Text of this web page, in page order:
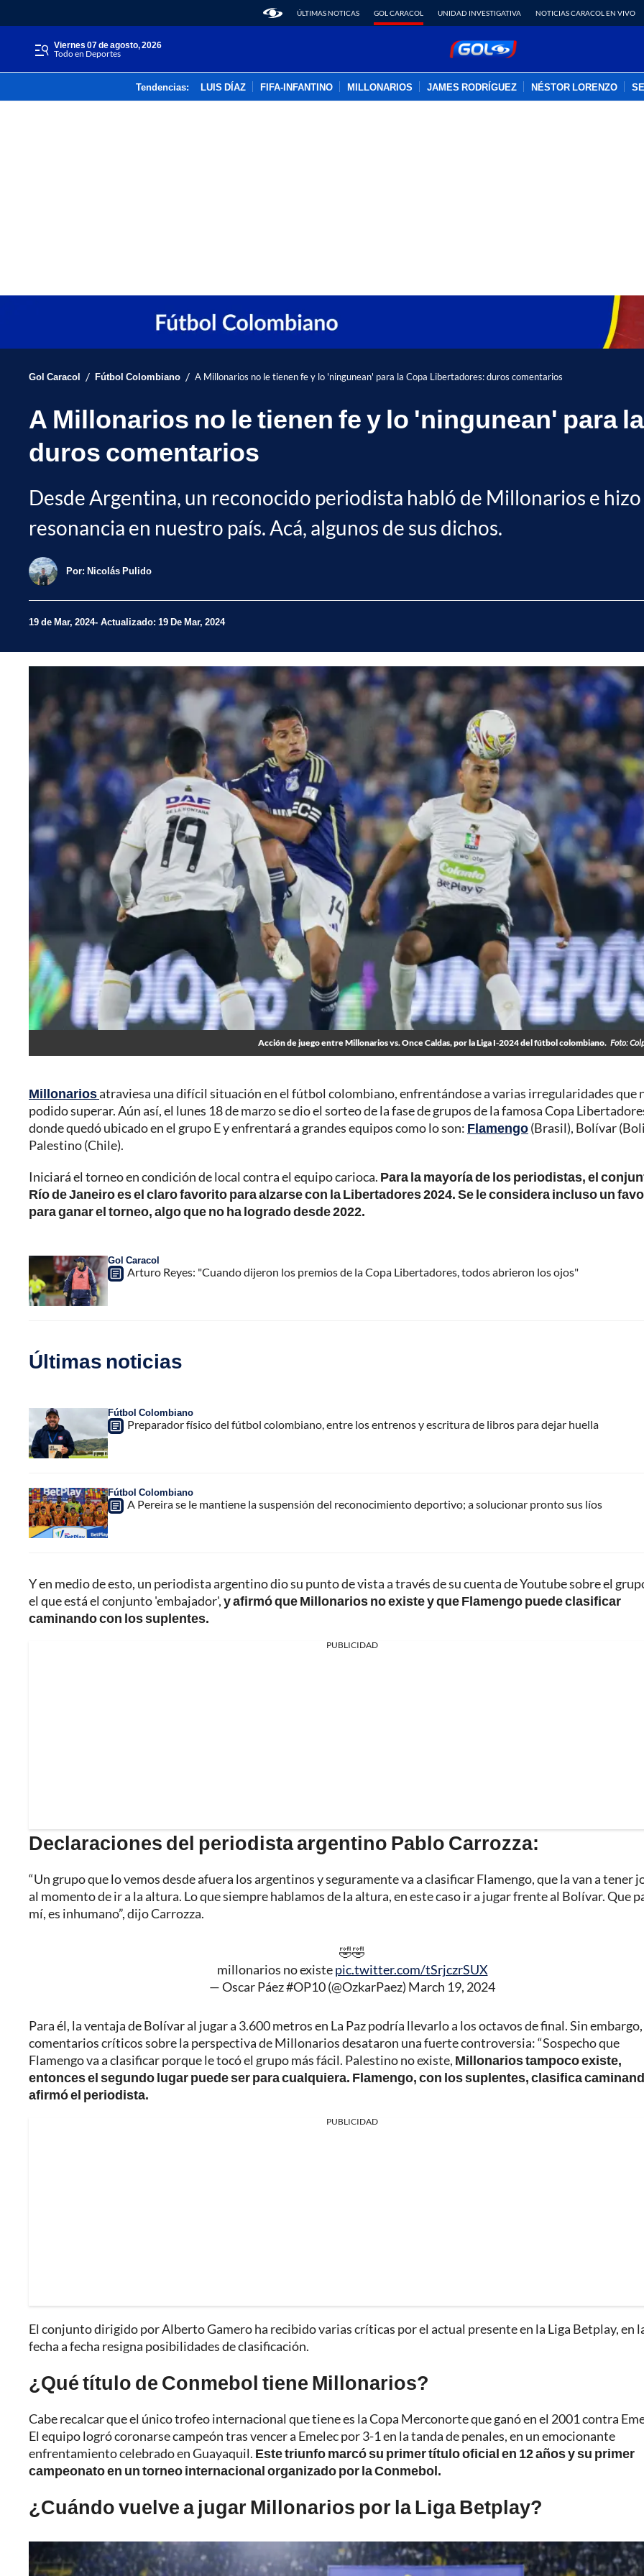
ÚLTIMAS NOTICAS GOL CARACOL UNIDAD INVESTIGATIVA NOTICIAS CARACOL EN VIVO
viernes 07 de agosto, 2026
Todo en Deportes
Tendencias: LUIS DÍAZ FIFA-INFANTINO MILLONARIOS JAMES RODRÍGUEZ NÉSTOR LORENZO
Gol Caracol / Fútbol Colombiano / A Millonarios no le tienen fe y lo 'ningunean' para la Copa Libertadores: duros comentarios
A Millonarios no le tienen fe y lo 'ningunean' para
duros comentarios
Desde Argentina, un reconocido periodista habló de Millonarios e
resonancia en nuestro país. Acá, algunos de sus dichos.
Por: Nicolás Pulido
19 de Mar, 2024 Actualizado: 19 De Mar, 2024
Acción de juego entre Millonarios vs. Once Caldas, por la Liga I-2024 del fútbol colombiano. Foto:
Millonariosatraviesa una difícil situación en el fútbol colombiano, enfrentándose a varias irregularidades que
podido superar. Aún así, el lunes 18 de marzo se dio el sorteo de la fase de grupos de la famosa Copa
donde quedó ubicado en el grupo E y enfrentará a grandes equipos como lo son: Flamengo(Brasil), Bolívar
Palestino (Chile).
Iniciará el torneo en condición de local contra el equipo carioca. Para la mayoría de los periodistas, el
Río de Janeiro es el claro favorito para alzarse con la Libertadores 2024. Se le considera incluso un
para ganar el torneo, algo que no ha logrado desde 2022.
Gol Caracol
Arturo Reyes: "Cuando dijeron los premios de la Copa Libertadores, todos abrieron los ojos"
Últimas noticias
Fútbol Colombiano
Preparador físico del fútbol colombiano, entre los entrenos y escritura de libros para dejar huella
Fútbol Colombiano
A Pereira se le mantiene la suspensión del reconocimiento deportivo; a solucionar pronto sus líos
Y en medio de esto, un periodista argentino dio su punto de vista a través de su cuenta de Youtube sobre el
el que está el conjunto 'embajador',y afirmó que Millonarios no existe y que Flamengo puede clasificar
caminando con los suplentes.
PUBLICIDAD
Declaraciones del periodista argentino Pablo Carrozza:
“Un grupo que lo vemos desde afuera los argentinos y seguramente va a clasificar Flamengo, que la van a tener
al momento de ir a la altura. Lo que siempre hablamos de la altura, en este caso ir a jugar frente al Bolívar. Que
mí, es inhumano”, dijo Carrozza.
🤣🤣
millonarios no existepic.twitter.com/tSrjczrSUX
— Oscar Páez #OP10 (@OzkarPaez) March 19, 2024
Para él, la ventaja de Bolívar al jugar a 3.600 metros en La Paz podría llevarlo a los octavos de final. Sin embargo,
comentarios críticos sobre la perspectiva de Millonarios desataron una fuerte controversia: “Sospecho que
Flamengo va a clasificar porque le tocó el grupo más fácil. Palestino no existe, Millonarios tampoco existe,
entonces el segundo lugar puede ser para cualquiera. Flamengo, con los suplentes, clasifica
afirmó el periodista.
PUBLICIDAD
El conjunto dirigido por Alberto Gamero ha recibido varias críticas por el actual presente en la Liga Betplay, en
fecha a fecha resigna posibilidades de clasificación.
¿Qué título de Conmebol tiene Millonarios?
Cabe recalcar que el único trofeo internacional que tiene es la Copa Merconorte que ganó en el 2001 contra
El equipo logró coronarse campeón tras vencer a Emelec por 3-1 en la tanda de penales, en un emocionante
enfrentamiento celebrado en Guayaquil. Este triunfo marcó su primer título oficial en 12 años y su primer
campeonato en un torneo internacional organizado por la Conmebol.
¿Cuándo vuelve a jugar Millonarios por la Liga Betplay?